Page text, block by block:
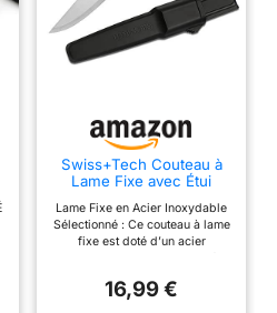
Swiss+Tech Couteau à
Lame Fixe avec Étui
Lame Fixe en Acier Inoxydable
Sélectionné : Ce couteau à lame
fixe est doté d’un acier
résistance, une bonne tenue de
16,99 €